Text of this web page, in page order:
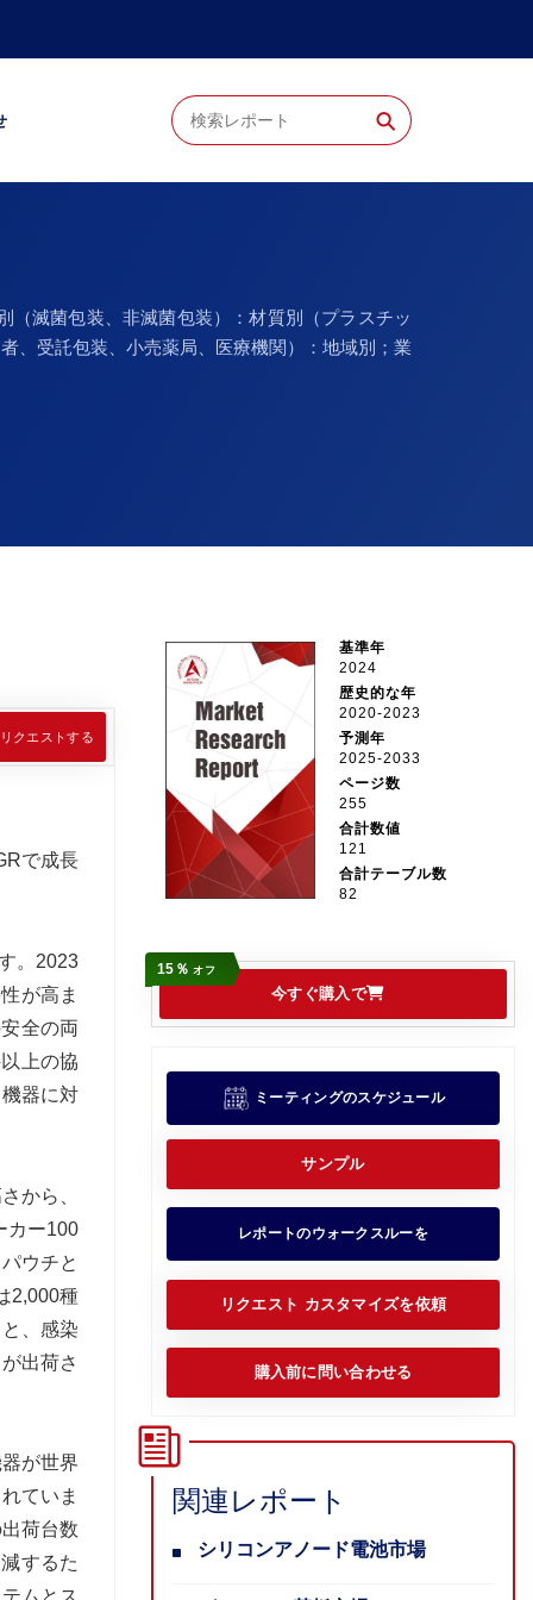
⚲
滅菌包装、非滅菌包装）：材質別（プラスチッ
、受託包装、小売薬局、医療機関）：地域別；業
クエストする
で成長
。2023
が高ま
全の両
上の協
器に対
から、
カー100
ウチと
2,000種
、感染
出荷さ
が世界
ていま
荷台数
するた
基準年
2024
歴史的な年
2020-2023
予測年
2025-2033
ページ数
255
合計数値
121
合計テーブル数
82
今すぐ購入で
15％ オフ
ミーティングのスケジュール
サンプル
レポートのウォークスルーを
リクエスト カスタマイズを依頼
購入前に問い合わせる
関連レポート
シリコンアノード電池市場